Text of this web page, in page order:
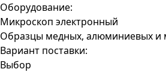
Оборудование:
Микроскоп электронный
Образцы медных, алюминиевых и
Вариант поставки:
Выбор